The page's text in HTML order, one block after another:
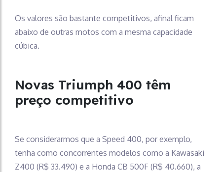
Os valores são bastante competitivos, afinal ficam
abaixo de outras motos com a mesma capacidade
cúbica.
Novas Triumph 400 têm
preço competitivo
Se considerarmos que a Speed 400, por exemplo,
tenha como concorrentes modelos como a Kawasaki
Z400 (R$ 33.490) e a Honda CB 500F (R$ 40.660), a